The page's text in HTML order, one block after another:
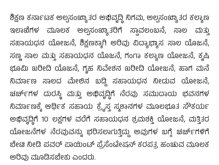
ಶಿಕ್ಷಣ ಕರ್ನಾಟಕ ಅಲ್ಪಸಂಖ್ಯಾತರ ಅಭಿವೃದ್ಧಿ ನಿಗಮ, ಅಲ್ಪಸಂಖ್ಯಾತರ ಕಲ್ಯಾಣ
ಇಲಾಖೆಗಳ ಮೂಲಕ ಅಲ್ಪಸಂಖ್ಯಾತರಿಗೆ ಸ್ವಾವಲಂಬನೆ, ಸಾಲ ಮತ್ತು
ಸಹಾಯಧನ ಯೋಜನೆ, ಶಿಕ್ಷಣಕ್ಕಾಗಿ ಅರಿವು ವಿದ್ಯಾಭ್ಯಾಸ ಸಾಲ ಯೊಜನೆ,
ಸಣ್ಣ ಸಾಲ ಮತ್ತು ಸಹಾಯಧನ ಯೊಜನೆ, ಗಂಗಾ ಕಲ್ಯಾಣ ಯೋಜನೆ, ಕೃಷಿ
ಭೂಮಿ ಖರೀದಿ ಯೊಜನೆ, ಗೃಹ ನಿವೇಶನ ಖರೀದಿ ಯೋಜನೆ, ಹಾಗ ಮನೆ
ನಿರ್ಮಾಣ ಸಾಲದ ಮೇಲಿನ ಬಡ್ಡಿ ಸಹಾಯಧನ ನೀಡುವ ಯೋಜನೆ,
ಚರ್ಚ್‌ಗಳ ದುರಸ್ಥಿ ಮತ್ತು ಅಭಿವೃದ್ಧಿಗೆ ನೆರವು ಸಮುದಾಯ ಭವನಗಳ
ನಿರ್ಮಾಣಕ್ಕೆ ಆರ್ಥಿಕ ಸಹಾಯ ಕ್ರೈಸ್ತ ಸ್ಮಶಾನಗಳ ಮೂಲಭೂತ ಸೌಕರ್ಯ
ಅಭಿವೃದ್ಧಿಗೆ 10 ಲಕ್ಷಗಳ ವರೆಗೆ ಸಹಾಯಧನ ಶ್ರಮಶಕ್ತಿ ಯೋಜನೆ, ಮತ್ತಿತರ
ಯೋಜನೆಗಳ ನೆರವುವನ್ನು ಭರಿಸಲಾಗುತ್ತಿದ್ದು ಅವುಗಳ ಬಗ್ಗೆ ಚರ್ಚ್‌ಗಳಿಗೆ
ಬೇಟಿ ನೀಡಿ ಪವರ್ ಪಾಯಿಂಟ್ ಪ್ರೆಸೆಂಟೇಷನ್ ಕರಪತ್ರ ಹಂಚುವ ಮೂಲಕ
ಅರಿವು ಮೂಡಿಸಬೇಕು ಎಂದರು.